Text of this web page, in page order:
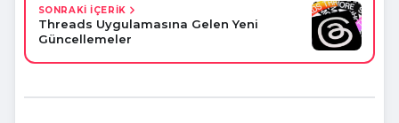
SONRAKİ İÇERİK
Threads Uygulamasına Gelen Yeni
Güncellemeler